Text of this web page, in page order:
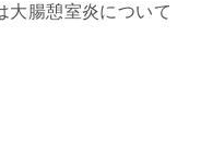
大腸憩室炎について